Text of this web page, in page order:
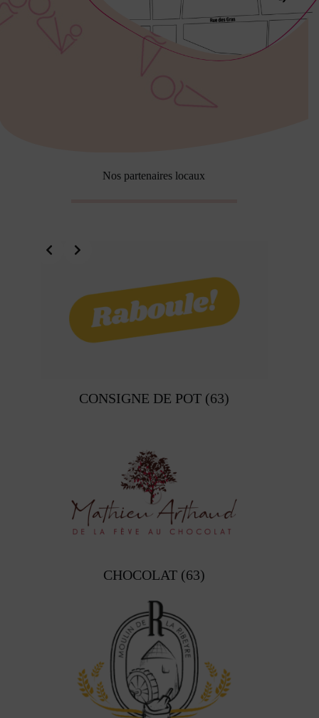
Nos partenaires locaux
CONSIGNE DE POT (63)
CHOCOLAT (63)